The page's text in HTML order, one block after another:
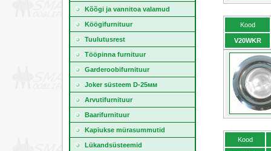
Kõõgi ja vannitoa valamud
Köögifurnituur
Tuulutusrest
Tööpinna furnituur
Garderoobifurnituur
Joker süsteem D-25мм
Arvutifurnituur
Baarifurnituur
Kapiukse mürasummutid
Lükandsüsteemid
Kood
V20WKR
Kood